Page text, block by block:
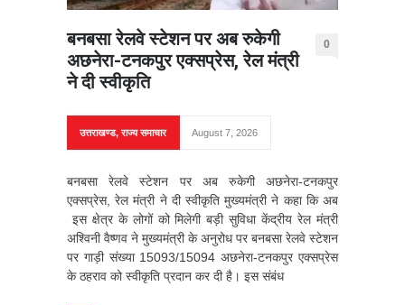
बनबसा रेलवे स्टेशन पर अब रुकेगी
अछनेरा-टनकपुर एक्सप्रेस, रेल मंत्री
ने दी स्वीकृति
0
उत्तराखण्ड,राज्य समाचार August 7, 2026
बनबसा रेलवे स्टेशन पर अब रुकेगी अछनेरा-टनकपुर
एक्सप्रेस, रेल मंत्री ने दी स्वीकृति मुख्यमंत्री ने कहा कि अब
इस क्षेत्र के लोगों को मिलेगी बड़ी सुविधा केंद्रीय रेल मंत्री
अश्विनी वैष्णव ने मुख्यमंत्री के अनुरोध पर बनबसा रेलवे स्टेशन
पर गाड़ी संख्या 15093/15094 अछनेरा-टनकपुर एक्सप्रेस
के ठहराव को स्वीकृति प्रदान कर दी है। इस संबंध